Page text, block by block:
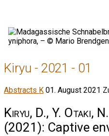
Kiryu - 2021 - 01
Abstracts K 01. August 2021
Kiryu, D., Y. Otaki,
(2021): Captive